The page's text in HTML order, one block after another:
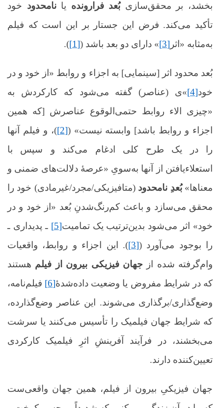
بخشد، بر محقق‌سازیبُعد فرارونده یانامحدود خود
تأکید می‌کند. فرض این جستار بر این است که فیلم
به‌مثابه «اثر [3] » دارای دو بعد باشد (
[1]
)
.
بُعد محدود اثر [سینمایی] به اجزاء و روابط «از خود و در
خود[4] »ی (عناصر) گفته می‌شود کهکارکردش به
«چیزی الاء روابط حتمی‌الوقوع عناصرش [که همین
اجزاء و روابط باشد] وابسته نیست»(
[2]
)، و فیلم آنها
را در یک طرح کلی ادغام می‌کند و سپس با
استعلاء‌یافتن از آنها به‌سویِ «عرصۀ دلالت‌های ضمنی و
معناها»بُعدِ نامحدود(متافیزیکی/مجرد/غیرمادی) خود را
محقق می‌سازد و باعث کم‌رنگ‌شدنِ بُعد «از خود و در
خود» اثر می‌شود بدین‌ترتیب یک تمامیت[5]
ـ پدیداری ـ
را بوجود می‌آورد ([3]
). این اجزاء و روابط، واقعیات
وام‌گرفته شده از ‌جهان فیزیکی بیرون از فیلم هستند
که در شرایط مفروض یا وضعیت داده‌شدۀ[6]
فیلم‌نامه،
وضع‌‌گذاری/برگذاری می‌شوند. این عناصر وضع‌گذارده،
که شرایط جهان فیلمیک را تأسیس می‌کنند یا سرشت
می‌بخشند، در فرآیند آفرینشِ اثرِ فیلمیک کارکردی
تعیین‌کننده دارند.
جهان فیزیکیِ بیرون از فیلم، همین جهان واقعی‌ست